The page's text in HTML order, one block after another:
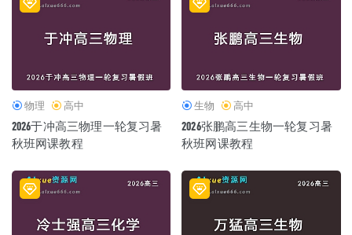
物理 高中
2026于冲高三物理一轮复习暑
秋班网课教程
生物 高中
2026张鹏高三生物一轮复习暑
秋班网课教程